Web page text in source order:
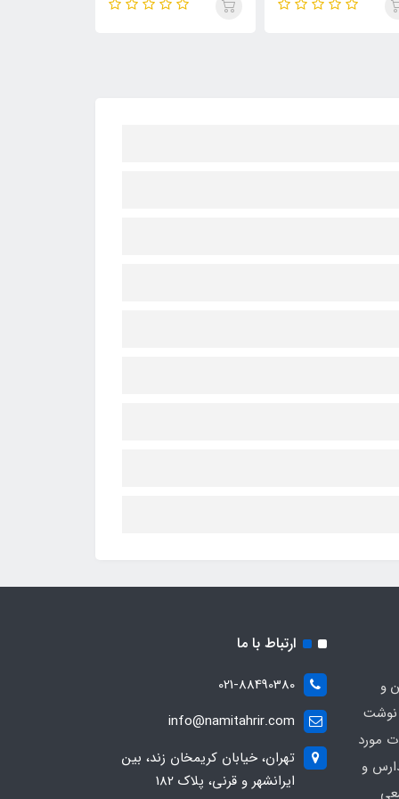
و
نوشت
مورد
و
ارتباط با ما
021-88490380
info@namitahrir.com
تهران، خیابان کریمخان زند، بین
ایرانشهر و قرنی، پلاک 182